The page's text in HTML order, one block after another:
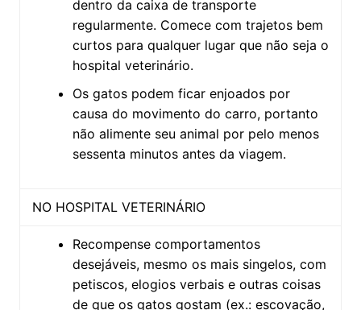
dentro da caixa de transporte
regularmente. Comece com trajetos bem
curtos para qualquer lugar que não seja o
hospital veterinário.
Os gatos podem ficar enjoados por
causa do movimento do carro, portanto
não alimente seu animal por pelo menos
sessenta minutos antes da viagem.
NO HOSPITAL VETERINÁRIO
Recompense comportamentos
desejáveis, mesmo os mais singelos, com
petiscos, elogios verbais e outras coisas
de que os gatos gostam (ex.: escovação,